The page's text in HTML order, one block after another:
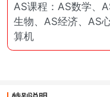
AS课程：AS数学、
生物、AS经济、AS
算机